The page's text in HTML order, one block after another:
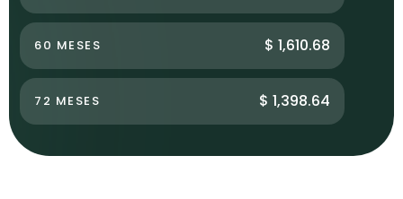
60 MESES $ 1,610.68
72 MESES $ 1,398.64